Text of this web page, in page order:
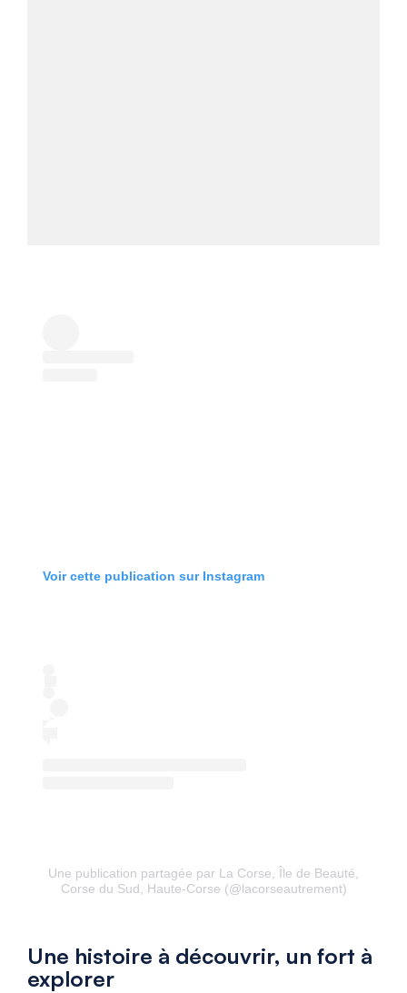
Voir cette publication sur Instagram
Une publication partagée par La Corse, Île de Beauté,
Corse du Sud, Haute-Corse (@lacorseautrement)
Une histoire à découvrir, un fort à
explorer